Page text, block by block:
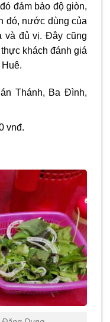
đảm bảo độ giòn,
đó, nước dùng của
và đủ vị. Đây cũng
khách đánh giá
Thánh, Ba Đình,
vnđ.